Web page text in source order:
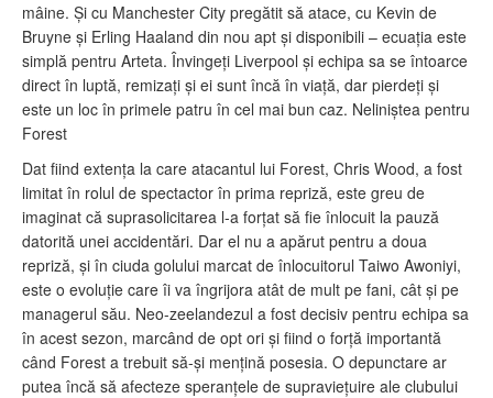
mâine. Și cu Manchester City pregătit să atace, cu Kevin de
Bruyne și Erling Haaland din nou apt și disponibili – ecuația este
simplă pentru Arteta. Învingeți Liverpool și echipa sa se întoarce
direct în luptă, remizați și ei sunt încă în viață, dar pierdeți și
este un loc în primele patru în cel mai bun caz. Neliniștea pentru
Forest
Dat fiind extența la care atacantul lui Forest, Chris Wood, a fost
limitat în rolul de spectactor în prima repriză, este greu de
imaginat că suprasolicitarea l-a forțat să fie înlocuit la pauză
datorită unei accidentări. Dar el nu a apărut pentru a doua
repriză, și în ciuda golului marcat de înlocuitorul Taiwo Awoniyi,
este o evoluție care îi va îngrijora atât de mult pe fani, cât și pe
managerul său. Neo-zeelandezul a fost decisiv pentru echipa sa
în acest sezon, marcând de opt ori și fiind o forță importantă
când Forest a trebuit să-și mențină posesia. O depunctare ar
putea încă să afecteze speranțele de supraviețuire ale clubului